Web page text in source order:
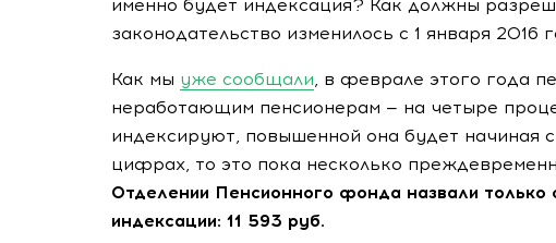
именно будет индексация? Как должны
законодательство изменилось с 1 января
Как мы уже сообщали, в феврале этого года
неработающим пенсионерам — на четыре
индексируют, повышенной она будет начиная
цифрах, то это пока несколько
Отделении Пенсионного фонда назвали только
индексации: 11 593 руб.